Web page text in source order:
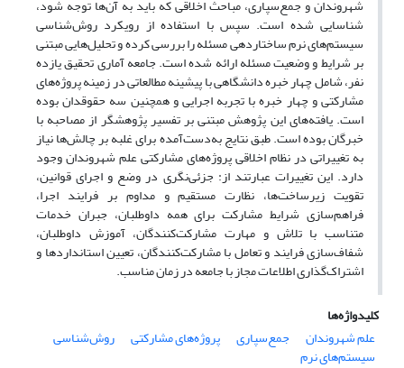
شهروندان و جمع‌سپاری، مباحث اخلاقی که باید به آن‌ها توجه شود،
شناسایی شده است. سپس با استفاده از رویکرد روش‌شناسی
سیستم‌های نرم ساختاردهی مسئله را بررسی کرده‌ و تحلیل‌هایی مبتنی
بر شرایط و وضعیت مسئله ارائه شده است. جامعه آماری تحقیق یازده
نفر، شامل چهار خبره دانشگاهی با پیشینه مطالعاتی در زمینه پروژه‌های
مشارکتی و چهار خبره با تجربه‌ اجرایی و همچنین سه حقوقدان بوده
است. یافته‌های این پژوهش مبتنی بر تفسیر پژوهشگر از مصاحبه با
خبرگان بوده است. طبق نتایج به‌دست‌آمده برای غلبه بر چالش‌ها نیاز
به تغییراتی در نظام اخلاقی پروژه‌های مشارکتی علم شهروندان وجود
دارد. این تغییرات عبارتند از: جزئی‌نگری در وضع و اجرای قوانین،
تقویت زیرساخت‌ها، نظارت مستقیم و مداوم بر فرایند اجرا،
فراهم‌سازی شرایط مشارکت برای همه داوطلبان، جبران خدمات
متناسب با تلاش و مهارت مشارکت‌کنندگان، آموزش داوطلبان،
شفاف‌سازی فرایند و تعامل با مشارکت‌کنندگان، تعیین استانداردها و
اشتراک‌گذاری اطلاعات مجاز با جامعه در زمان مناسب.
کلیدواژه‌ها
علم شهروندان
جمع‌سپاری پروژه‌های مشارکتی روش‌شناسی
سیستم‌های نرم